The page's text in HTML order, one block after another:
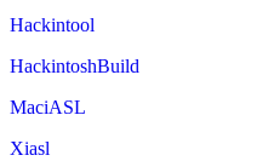
Hackintool
HackintoshBuild
MaciASL
Xiasl